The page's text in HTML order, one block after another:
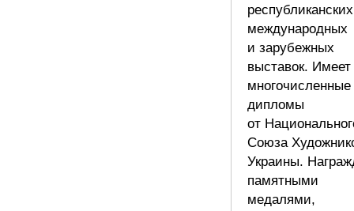
международных
и зарубежных
выставок. Имеет
многочисленные
дипломы
от
Союза
Украины.
памятными
медалями,